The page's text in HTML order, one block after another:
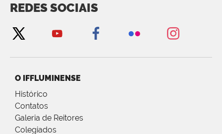
REDES SOCIAIS
O IFFLUMINENSE
Histórico
Contatos
Galeria de Reitores
Colegiados